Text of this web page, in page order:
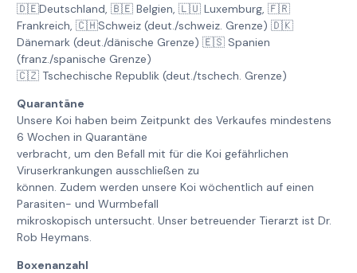
🇩🇪Deutschland, 🇧🇪 Belgien, 🇱🇺 Luxemburg, 🇫🇷
Frankreich, 🇨🇭Schweiz (deut./schweiz. Grenze) 🇩🇰
Dänemark (deut./dänische Grenze) 🇪🇸 Spanien
(franz./spanische Grenze)
🇨🇿 Tschechische Republik (deut./tschech. Grenze)
Quarantäne
Unsere Koi haben beim Zeitpunkt des Verkaufes mindestens
6 Wochen in Quarantäne
verbracht, um den Befall mit für die Koi gefährlichen
Viruserkrankungen ausschließen zu
können. Zudem werden unsere Koi wöchentlich auf einen
Parasiten- und Wurmbefall
mikroskopisch untersucht. Unser betreuender Tierarzt ist Dr.
Rob Heymans.
Boxenanzahl